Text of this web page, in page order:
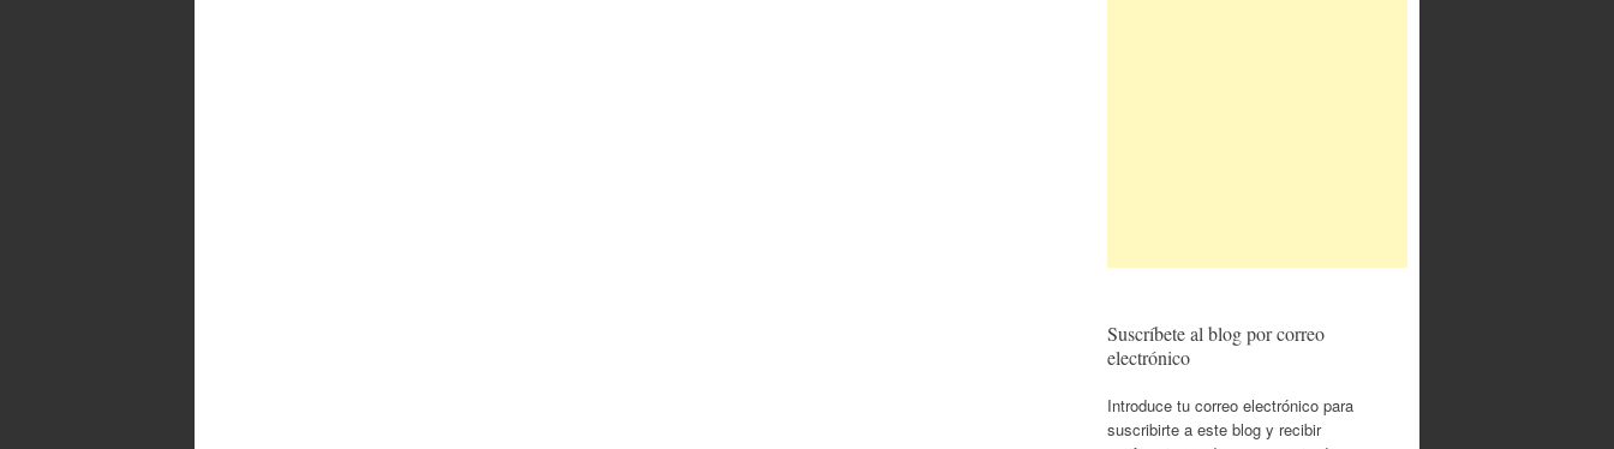
Suscríbete al blog por correo
electrónico
Introduce tu correo electrónico para
suscribirte a este blog y recibir